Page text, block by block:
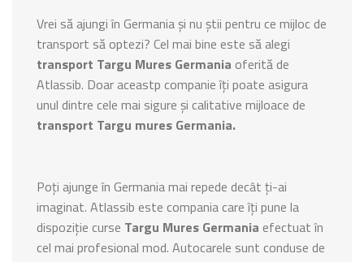
Vrei să ajungi în Germania și nu știi pentru ce mijloc de
transport să optezi? Cel mai bine este să alegi
transport Targu Mures Germania oferită de
Atlassib. Doar aceastp companie îți poate asigura
unul dintre cele mai sigure și calitative mijloace de
transport Targu mures Germania.
Poți ajunge în Germania mai repede decât ți-ai
imaginat. Atlassib este compania care îți pune la
dispoziție curse Targu Mures Germania efectuat în
cel mai profesional mod. Autocarele sunt conduse de